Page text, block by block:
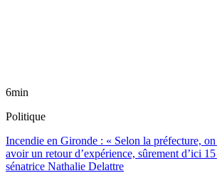
6min
Politique
Incendie en Gironde : « Selon la préfecture,
avoir un retour d’expérience, sûrement d’ici
sénatrice Nathalie Delattre